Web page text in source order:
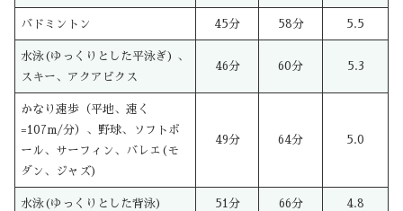
バドミントン 45分 58分 5.5
水泳(ゆっくりとした平泳ぎ) 、
スキー、アクアビクス
46分 60分 5.3
かなり速歩（平地、速く
=107m/分）、野球、ソフトボ
ール、サーフィン、バレエ(モ
ダン、ジャズ)
49分 64分 5.0
水泳(ゆっくりとした背泳) 51分 66分 4.8